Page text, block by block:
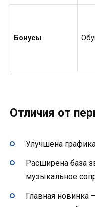
Бонусы
Отличия от
Улучшена
Расширена база
музыкальное
Главная новинка